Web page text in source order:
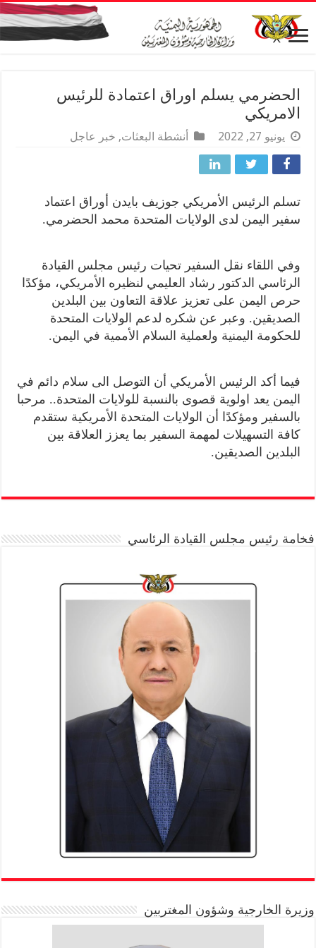
الحضرمي يسلم اوراق اعتمادة للرئيس
الامريكي
يونيو 27, 2022 أنشطة البعثات, خبر عاجل
تسلم الرئيس الأمريكي جوزيف بايدن أوراق اعتماد
سفير اليمن لدى الولايات المتحدة محمد الحضرمي.
وفي اللقاء نقل السفير تحيات رئيس مجلس القيادة
الرئاسي الدكتور رشاد العليمي لنظيره الأمريكي، مؤكدًا
حرص اليمن على تعزيز علاقة التعاون بين البلدين
الصديقين. وعبر عن شكره لدعم الولايات المتحدة
للحكومة اليمنية ولعملية السلام الأممية في اليمن.
فيما أكد الرئيس الأمريكي أن التوصل الى سلام دائم في
اليمن يعد اولوية قصوى بالنسبة للولايات المتحدة.. مرحبا
بالسفير ومؤكدًا أن الولايات المتحدة الأمريكية ستقدم
كافة التسهيلات لمهمة السفير بما يعزز العلاقة بين
البلدين الصديقين.
فخامة رئيس مجلس القيادة الرئاسي
وزيرة الخارجية وشؤون المغتربين